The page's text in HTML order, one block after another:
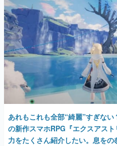
マンガ
女性向け
アプリレビュー
その他
電ファミニコゲーマーとは？
運営：株式会社マレ
あれもこれも全部“綺麗”すぎな
の新作スマホRPG『エクスアス
力をたくさん紹介したい。息を